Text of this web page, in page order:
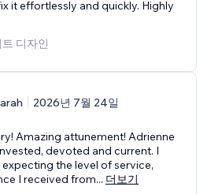
it effortlessly and quickly. Highly
디자인
2026년 7월 24일
Amazing attunement! Adrienne
devoted and current. I
the level of service,
I received from... 더보기